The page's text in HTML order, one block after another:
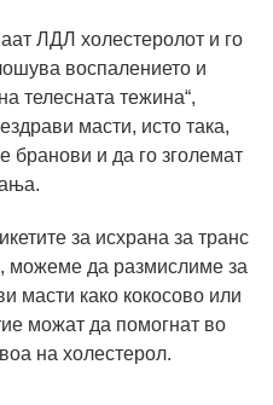
ЛДЛ холестеролот и го
воспалението и
телесната тежина“,
масти, исто така,
бранови и да го зголемат
за исхрана за транс
можеме да размислиме за
масти како кокосово или
можат да помогнат во
на холестерол.